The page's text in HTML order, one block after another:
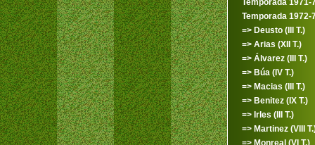
Temporada 1971-
Temporada 1972-
=> Deusto (III T.)
=> Arias (XII T.)
=> Álvarez (III T.)
=> Búa (IV T.)
=> Macias (III T.)
=> Benitez (IX T.)
=> Irles (III T.)
=> Martinez (VIII
=> Monreal (VI T.)